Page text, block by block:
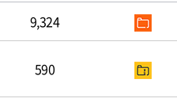
9,324
590